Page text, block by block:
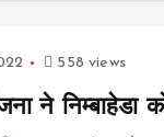
558 views
ने निम्बाहेडा